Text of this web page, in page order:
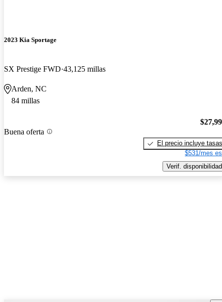
2023 Kia Sportage
SX Prestige FWD 43,125 millas
Arden, NC
84 millas
Buena oferta
El precio incluye tasas
$531/mes
Verif. disponibilidad